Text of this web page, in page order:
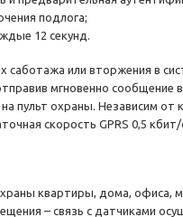
подлога;
12 секунд.
или вторжения в
мгновенно сообщение
пульт охраны. Независим от
скорость GPRS 0,5 кбит/
квартиры, дома, офиса,
– связь с датчиками